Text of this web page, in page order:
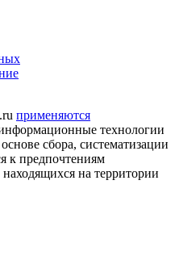
применяются
технологии
сбора, систематизации
к предпочтениям
на территории